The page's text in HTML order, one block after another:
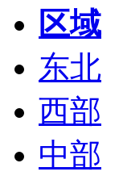
区域
东北
西部
中部